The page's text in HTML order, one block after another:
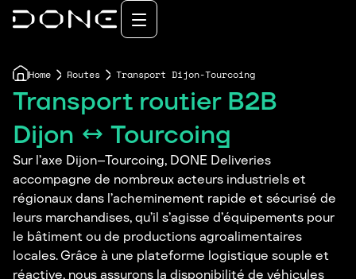
Home Routes Transport Dijon-Tourcoing
Transport routier B2B
Dijon ↔ Tourcoing
Sur l’axe Dijon–Tourcoing, DONE Deliveries
accompagne de nombreux acteurs industriels et
régionaux dans l’acheminement rapide et sécurisé de
leurs marchandises, qu’il s’agisse d’équipements pour
le bâtiment ou de productions agroalimentaires
locales. Grâce à une plateforme logistique souple et
réactive, nous assurons la disponibilité de véhicules